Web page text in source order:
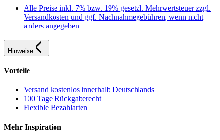
Alle Preise inkl. 7% bzw. 19% gesetzl. Mehrwertsteuer zzgl.
Versandkosten und ggf. Nachnahmegebühren, wenn nicht
anders angegeben.
Hinweise
Vorteile
Versand kostenlos innerhalb Deutschlands
100 Tage Rückgaberecht
Flexible Bezahlarten
Mehr Inspiration